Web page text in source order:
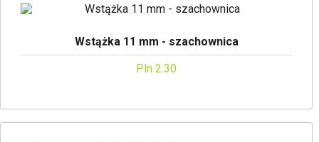
Wstążka 11 mm - szachownica
Pln 2.30